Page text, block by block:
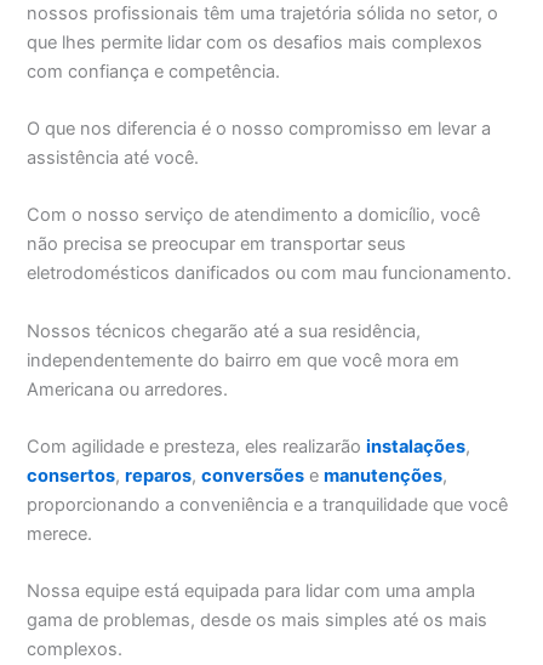
nossos profissionais têm uma trajetória sólida no setor, o
que lhes permite lidar com os desafios mais complexos
com confiança e competência.
O que nos diferencia é o nosso compromisso em levar a
assistência até você.
Com o nosso serviço de atendimento a domicílio, você
não precisa se preocupar em transportar seus
eletrodomésticos danificados ou com mau funcionamento.
Nossos técnicos chegarão até a sua residência,
independentemente do bairro em que você mora em
Americana ou arredores.
Com agilidade e presteza, eles realizarãoinstalações,
consertos,reparos,conversões emanutenções,
proporcionando a conveniência e a tranquilidade que você
merece.
Nossa equipe está equipada para lidar com uma ampla
gama de problemas, desde os mais simples até os mais
complexos.